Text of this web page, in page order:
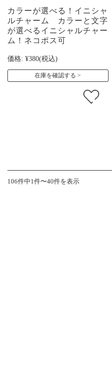
カラーが選べる！イニシャ
ルチャーム カラーと文字
が選べるイニシャルチャー
ム！ネコポス可
価格: ¥380(税込)
在庫を確認する
106件中1件〜40件を表示